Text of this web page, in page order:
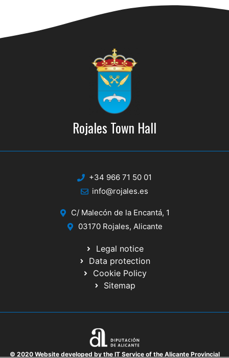
Rojales Town Hall
+34 966 71 50 01
info@rojales.es
C/ Malecón de la Encantá, 1
03170 Rojales, Alicante
Legal notice
Data protection
Cookie Policy
Sitemap
© 2020 Website developed by the IT Service of the Alicante Provincial